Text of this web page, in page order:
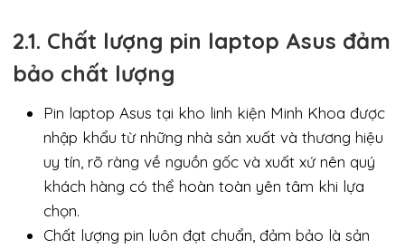
2.1. Chất lượng pin laptop Asus đảm
bảo chất lượng
Pin laptop Asus tại kho linh kiện Minh Khoa được
nhập khẩu từ những nhà sản xuất và thương hiệu
uy tín, rõ ràng về nguồn gốc và xuất xứ nên quý
khách hàng có thể hoàn toàn yên tâm khi lựa
chọn.
Chất lượng pin luôn đạt chuẩn, đảm bảo là sản